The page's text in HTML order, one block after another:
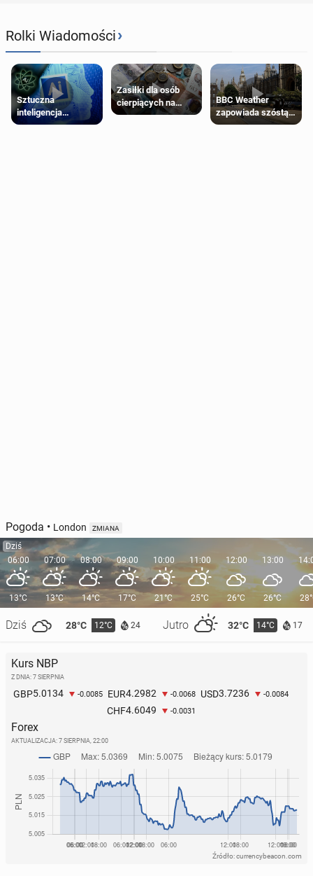
Rolki Wiadomości›
Sztuczna
inteligencja
próbowała oszukać
Zasiłki dla osób
cierpiących na
schorzenia
BBC Weather
zapowiada szóstą
falę upałów w
Pogoda • London ZMIANA
Dziś
06:00
13°C
Dziś 28°C 12°C 24 Jutro 32°C 14°C 17
07:00
13°C
08:00
14°C
09:00
17°C
10:00
21°C
11:00
25°C
12:00
26°C
13:00
26°C
Kurs NBP
Z DNIA: 7 SIERPNIA
GBP5.0134 -0.0085 EUR4.2982 -0.0068 USD3.7236 -0.0084
CHF4.6049 -0.0031
Forex
AKTUALIZACJA: 7 SIERPNIA, 22:00
Źródło: currencybeacon.com